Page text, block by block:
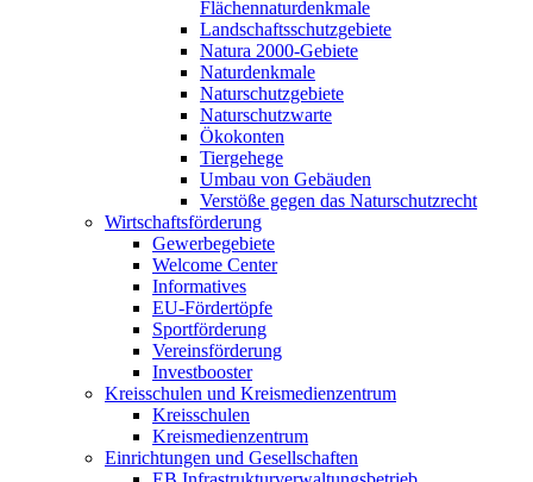
Flächennaturdenkmale
Landschaftsschutzgebiete
Natura 2000-Gebiete
Naturdenkmale
Naturschutzgebiete
Naturschutzwarte
Ökokonten
Tiergehege
Umbau von Gebäuden
Verstöße gegen das Naturschutzrecht
Wirtschaftsförderung
Gewerbegebiete
Welcome Center
Informatives
EU-Fördertöpfe
Sportförderung
Vereinsförderung
Investbooster
Kreisschulen und Kreismedienzentrum
Kreisschulen
Kreismedienzentrum
Einrichtungen und Gesellschaften